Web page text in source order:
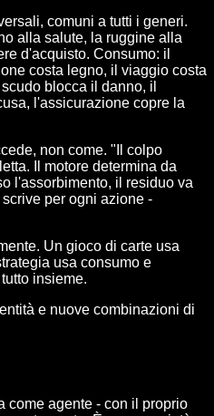
comuni a tutti i generi.
alla salute, la ruggine alla
d'acquisto. Consumo: il
costa legno, il viaggio costa
blocca il danno, il
l'assicurazione copre la
non come. "Il colpo
Il motore determina da
l'assorbimento, il residuo va
per ogni azione -
Un gioco di carte usa
usa consumo e
insieme.
e nuove combinazioni di
come agente - con il proprio